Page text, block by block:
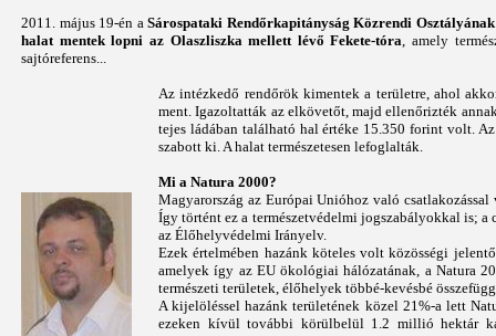
2011. május 19-én aSárospataki Rendőrkapitányság Közrendi
halat mentek lopni az Olaszliszka mellett lévő Fekete-tóra , amely
sajtóreferens...
Az intézkedő rendőrök kimentek a területre, ahol
ment. Igazoltatták az elkövetőt, majd ellenőrizték
tejes ládában található hal értéke 15.350 forint volt.
szabott ki. A halat természetesen lefoglalták.
Mi a Natura 2000?
Magyarország az Európai Unióhoz való
Így történt ez a természetvédelmi jogszabályokkal is;
az Élőhelyvédelmi Irányelv.
Ezek értelmében hazánk köteles volt közösségi
amelyek így az EU ökológiai hálózatának, a Natura
természeti területek, élőhelyek többé-kevésbé
A kijelöléssel hazánk területének közel 21%-a lett
ezeken kívül további körülbelül 1.2 millió hektár